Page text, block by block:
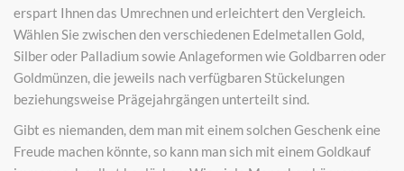
erspart Ihnen das Umrechnen und erleichtert den Vergleich.
Wählen Sie zwischen den verschiedenen Edelmetallen Gold,
Silber oder Palladium sowie Anlageformen wie Goldbarren oder
Goldmünzen, die jeweils nach verfügbaren Stückelungen
beziehungsweise Prägejahrgängen unterteilt sind.
Gibt es niemanden, dem man mit einem solchen Geschenk eine
Freude machen könnte, so kann man sich mit einem Goldkauf